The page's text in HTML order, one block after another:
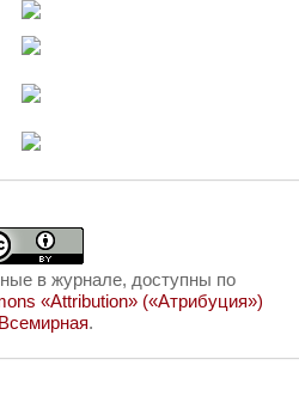
в журнале, доступны по
«Attribution» («Атрибуция»)
.